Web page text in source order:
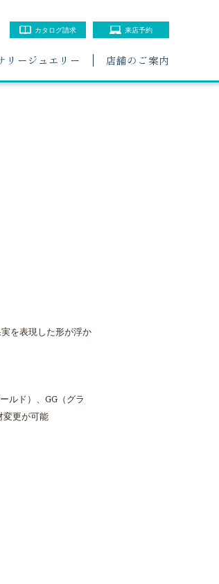
カタログ請求 来店予約
リージュエリー 店舗のご案内
を表現した形が浮か
ルド）、GG（グラ
変更が可能